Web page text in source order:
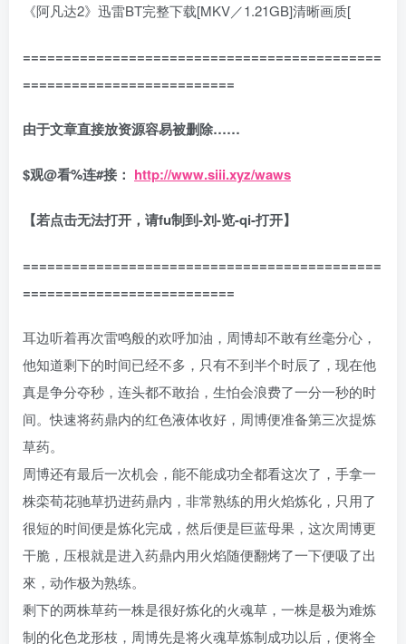
《阿凡达2》迅雷BT完整下载[MKV／1.21GB]清晰画质[
============================================
==========================
由于文章直接放资源容易被删除……
$观@看%连#接： http://www.siii.xyz/waws
【若点击无法打开，请fu制到-刘-览-qi-打开】
============================================
==========================
耳边听着再次雷鸣般的欢呼加油，周博却不敢有丝毫分心，
他知道剩下的时间已经不多，只有不到半个时辰了，现在他
真是争分夺秒，连头都不敢抬，生怕会浪费了一分一秒的时
间。快速将药鼎内的红色液体收好，周博便准备第三次提炼
草药。
周博还有最后一次机会，能不能成功全都看这次了，手拿一
株栾荀花驰草扔进药鼎内，非常熟练的用火焰炼化，只用了
很短的时间便是炼化完成，然后便是巨蓝母果，这次周博更
干脆，压根就是进入药鼎内用火焰随便翻烤了一下便吸了出
來，动作极为熟练。
剩下的两株草药一株是很好炼化的火魂草，一株是极为难炼
制的化色龙形枝，周博先是将火魂草炼制成功以后，便将全